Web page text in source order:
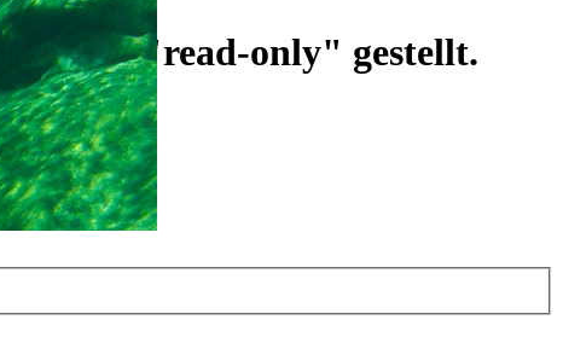
ist auf "read-only" gestellt.